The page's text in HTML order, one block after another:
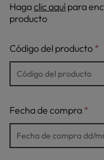
Hagaclic aquí para
producto
Código del producto
Fecha de compra